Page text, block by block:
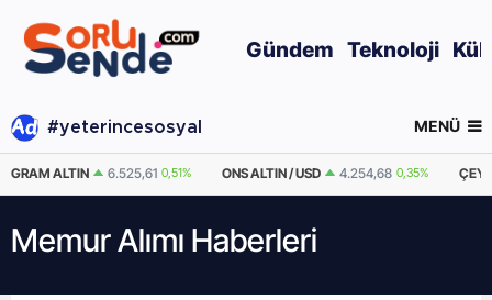
Gündem Teknoloji
#yeterincesosyal MENÜ
GRAM ALTIN 6.525,61 0,51% ONS ALTIN / USD 4.254,68 0,35%
Memur Alımı Haberleri